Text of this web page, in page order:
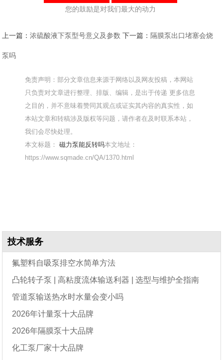
您的鼓励是对我们最大的动力
上一篇：浓硫酸液下泵型号意义及参数 下一篇： 隔膜泵出口堵塞会烧
泵吗
免责声明：部分文章信息来源于网络以及网友投稿，本网站
只负责对文章进行整理、排版、编辑，是出于传递 更多信息
之目的，并不意味着赞同其观点或证实其内容的真实性，如
本站文章和转稿涉及版权等问题，请作者在及时联系本站，
我们会尽快处理。
本文标题：磁力泵能反转吗本文地址：
https://www.sqmade.cn/QA/1370.html
技术服务
氟塑料自吸泵排空水简单方法
凸轮转子泵 | 高粘度流体输送利器 | 选型与维护全指南
管道泵输送热水时水量会变小吗
2026年计量泵十大品牌
2026年隔膜泵十大品牌
化工泵厂家十大品牌